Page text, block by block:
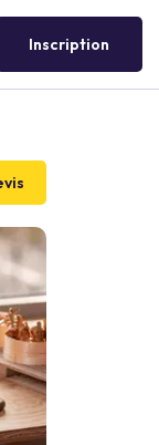
Inscription